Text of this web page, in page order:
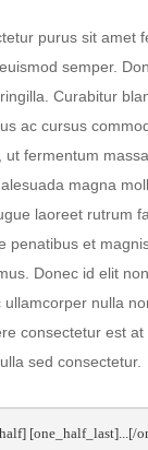
purus sit amet
semper.
Curabitur
ac cursus
fermentum
magna
laoreet rutrum
penatibus et
Donec id elit
nulla
consectetur est at
sed consectetur.
[one_half_last]...[/